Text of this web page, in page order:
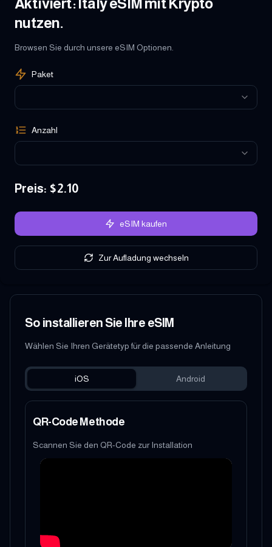
nutzen.
Browsen Sie durch unsere eSIM Optionen.
Paket
Anzahl
Preis: $2.10
eSIM kaufen
Zur Aufladung wechseln
So installieren Sie Ihre eSIM
Wählen Sie Ihren Gerätetyp für die passende Anleitung
iOS Android
QR-Code Methode
Scannen Sie den QR-Code zur Installation